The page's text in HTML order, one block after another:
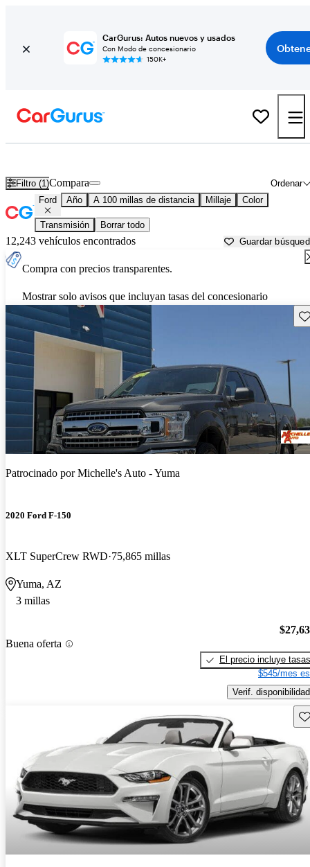
CarGurus: Autos nuevos y usados
Con Modo de concesionario
150K+
Filtro (1) Ordenar
Compara
Ford Año A 100 millas de distancia Millaje Color
Transmisión Borrar todo
12,243 vehículos encontrados Guardar
Compra con precios transparentes.
Mostrar solo avisos que incluyan tasas del concesionario
Patrocinado porMichelle's Auto - Yuma
2020 Ford F-150
XLT SuperCrew RWD 75,865 millas
Yuma, AZ
3 millas
Buena oferta
El precio incluye tasas
$545/mes
Verif. disponibilidad